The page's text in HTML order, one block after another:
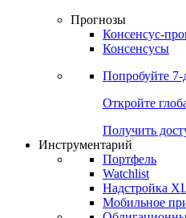
Прогнозы
Консенсус-
Консенсусы
Попробуйте
Откройте
Получить
Инструментарий
Портфель
Watchlist
Надстройка
Мобильное